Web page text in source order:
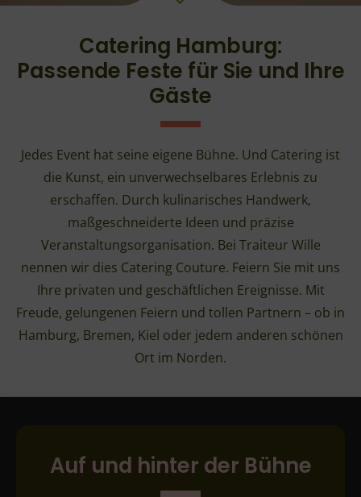
Catering Hamburg:
Passende Feste für Sie und Ihre
Gäste
Jedes Event hat seine eigene Bühne. Und Catering ist
die Kunst, ein unverwechselbares Erlebnis zu
erschaffen. Durch kulinarisches Handwerk,
maßgeschneiderte Ideen und präzise
Veranstaltungsorganisation. Bei Traiteur Wille
nennen wir dies Catering Couture. Feiern Sie mit uns
Ihre privaten und geschäftlichen Ereignisse. Mit
Freude, gelungenen Feiern und tollen Partnern – ob in
Hamburg, Bremen, Kiel oder jedem anderen schönen
Ort im Norden.
Auf und hinter der Bühne